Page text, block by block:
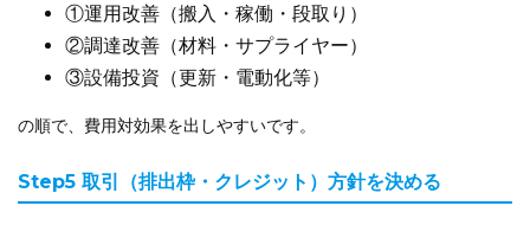
①運用改善（搬入・稼働・段取り）
②調達改善（材料・サプライヤー）
③設備投資（更新・電動化等）
の順で、費用対効果を出しやすいです。
Step5 取引（排出枠・クレジット）方針を決める